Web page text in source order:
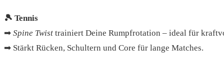
🎾 Tennis
➡ Spine Twist trainiert Deine Rumpfrotation – ideal für
➡ Stärkt Rücken, Schultern und Core für lange Matches.